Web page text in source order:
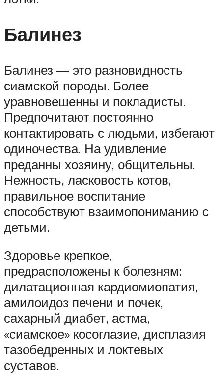
Балинез
Балинез — это разновидность
сиамской породы. Более
уравновешенны и покладисты.
Предпочитают постоянно
контактировать с людьми, избегают
одиночества. На удивление
преданны хозяину, общительны.
Нежность, ласковость котов,
правильное воспитание
способствуют взаимопониманию с
детьми.
Здоровье крепкое,
предрасположены к болезням:
дилатационная кардиомиопатия,
амилоидоз печени и почек,
сахарный диабет, астма,
«сиамское» косоглазие, дисплазия
тазобедренных и локтевых
суставов.